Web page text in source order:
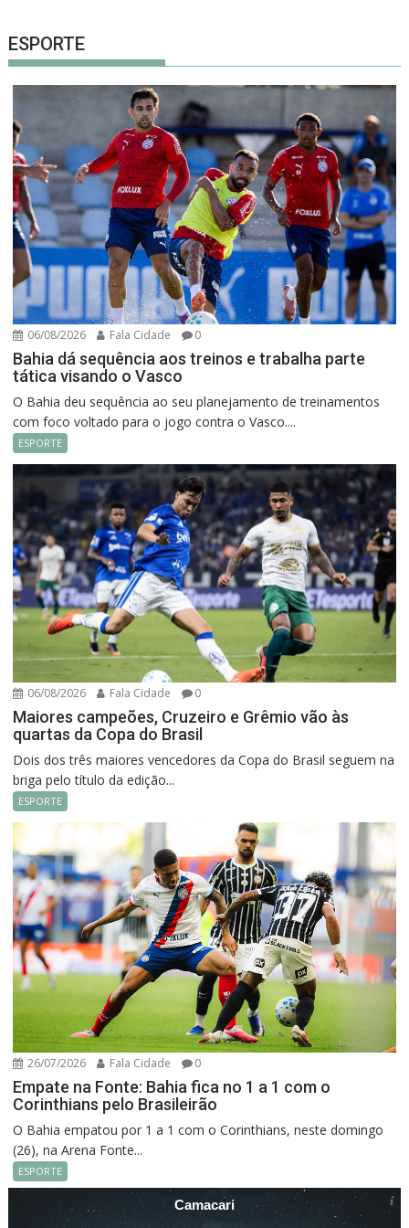
ESPORTE
06/08/2026 Fala Cidade 0
Bahia dá sequência aos treinos e trabalha parte
tática visando o Vasco
O Bahia deu sequência ao seu planejamento de treinamentos
com foco voltado para o jogo contra o Vasco....
ESPORTE
06/08/2026 Fala Cidade 0
Maiores campeões, Cruzeiro e Grêmio vão às
quartas da Copa do Brasil
Dois dos três maiores vencedores da Copa do Brasil seguem na
briga pelo título da edição...
ESPORTE
26/07/2026 Fala Cidade 0
Empate na Fonte: Bahia fica no 1 a 1 com o
Corinthians pelo Brasileirão
O Bahia empatou por 1 a 1 com o Corinthians, neste domingo
(26), na Arena Fonte...
ESPORTE
Camacari